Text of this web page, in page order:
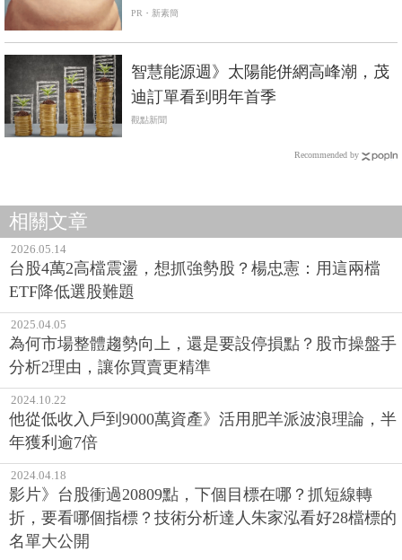
PR・新素簡
智慧能源週》太陽能併網高峰潮，茂
迪訂單看到明年首季
觀點新聞
Recommended by
相關文章
2026.05.14
台股4萬2高檔震盪，想抓強勢股？楊忠憲：用這兩檔
ETF降低選股難題
2025.04.05
為何市場整體趨勢向上，還是要設停損點？股市操盤手
分析2理由，讓你買賣更精準
2024.10.22
他從低收入戶到9000萬資產》活用肥羊派波浪理論，半
年獲利逾7倍
2024.04.18
影片》台股衝過20809點，下個目標在哪？抓短線轉
折，要看哪個指標？技術分析達人朱家泓看好28檔標的
名單大公開